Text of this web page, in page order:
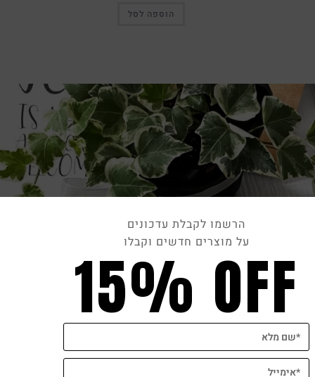
הוספה לסל
הרשמו לקבלת עדכונים
על מוצרים חדשים וקבלו
15% OFF